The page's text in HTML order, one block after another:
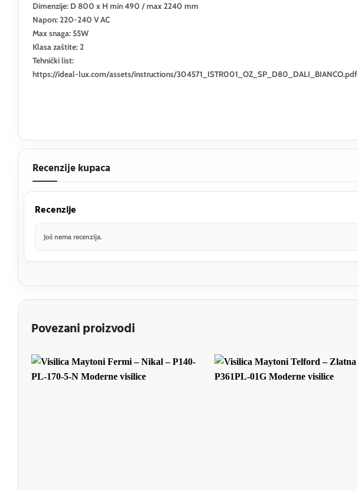
Dimenzije: D 800 x H min 490 / max 2240 mm
Napon: 220-240 V AC
Max snaga: 55W
Klasa zaštite: 2
Tehnički list:
https://ideal-lux.com/assets/instructions/304571_ISTR001_OZ_SP_D80_DALI_BIANCO.pdf
Recenzije kupaca
Recenzije
Još nema recenzija.
Povezani proizvodi